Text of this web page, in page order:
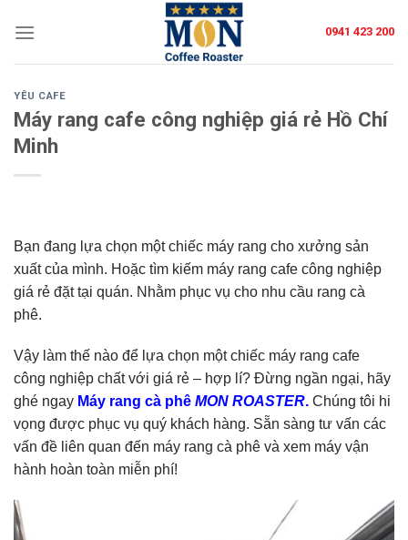
0941 423 200
YÊU CAFE
Máy rang cafe công nghiệp giá rẻ Hồ Chí
Minh
Bạn đang lựa chọn một chiếc máy rang cho xưởng sản
xuất của mình. Hoặc tìm kiếm máy rang cafe công nghiệp
giá rẻ đặt tại quán. Nhằm phục vụ cho nhu cầu rang cà
phê.
Vậy làm thế nào để lựa chọn một chiếc máy rang cafe
công nghiệp chất với giá rẻ – hợp lí? Đừng ngần ngại, hãy
ghé ngay Máy rang cà phê MON ROASTER. Chúng tôi hi
vọng được phục vụ quý khách hàng. Sẵn sàng tư vấn các
vấn đề liên quan đến máy rang cà phê và xem máy vận
hành hoàn toàn miễn phí!